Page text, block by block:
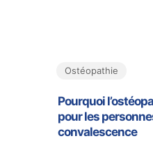
Ostéopathie
Pourquoi
pour les
convalescence